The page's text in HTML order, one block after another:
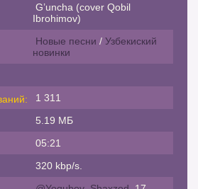
G’uncha (cover Qobil
Ibrohimov)
Новые песни / Узбекиский
новинки
1 311
5.19 МБ
05:21
320 kbp/s.